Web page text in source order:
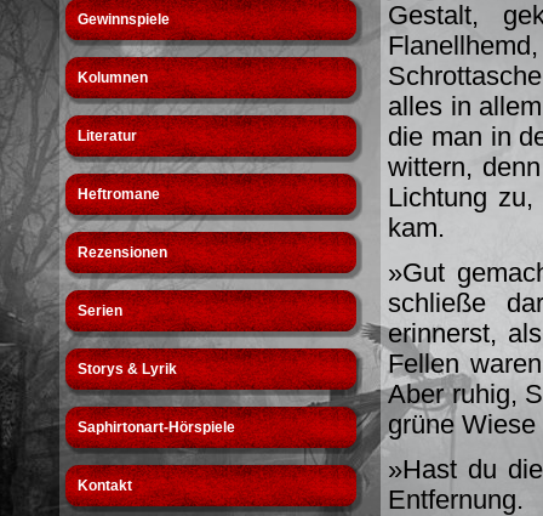
Gewinnspiele
Kolumnen
Literatur
Heftromane
Rezensionen
Serien
Storys & Lyrik
Saphirtonart-Hörspiele
Kontakt
Gestalt,
alles in
die man in
wittern,
Lichtung
kam.
»Gut
schließe
erinnerst,
Fellen
Aber ruhig,
grüne
»Hast du
Entfernung.